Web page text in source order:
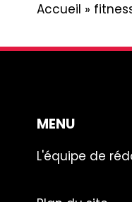
Accueil »
MENU
L'équipe de